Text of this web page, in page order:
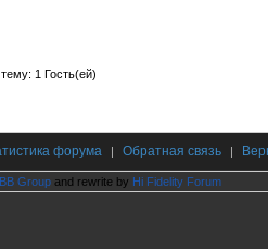
1 Гость(ей)
форума | Обратная связь |
Group and rewrite by Hi Fidelity Forum